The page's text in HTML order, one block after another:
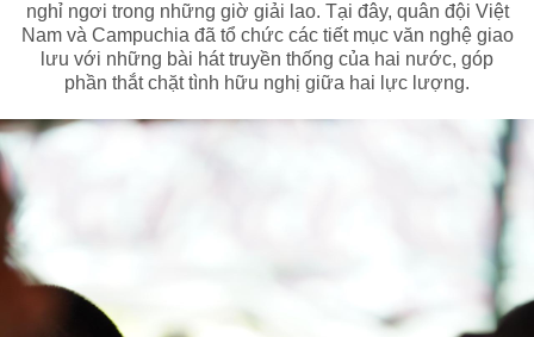
nghỉ ngơi trong những giờ giải lao. Tại đây, quân đội Việt
Nam và Campuchia đã tổ chức các tiết mục văn nghệ giao
lưu với những bài hát truyền thống của hai nước, góp
phần thắt chặt tình hữu nghị giữa hai lực lượng.